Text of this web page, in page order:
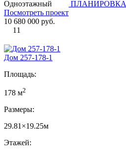
Одноэтажный
ПЛАНИРОВКА
Посмотреть проект
10 680 000 руб.
11
Дом 257-178-1
Площадь:
178 м2
Размеры:
29.81×19.25м
Этажей: